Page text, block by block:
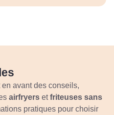
avant des conseils,
airfryers etfriteuses sans
pratiques pour choisir